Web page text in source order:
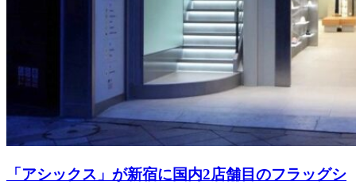
「アシックス」が新宿に国内2店舗目のフラッグシ